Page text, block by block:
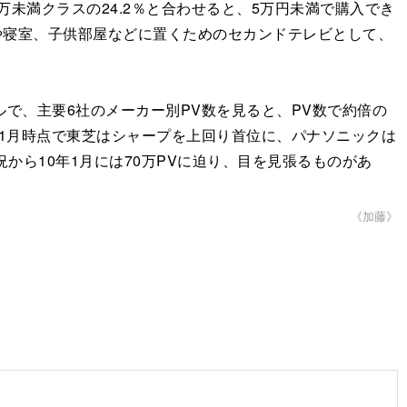
満クラスの24.2％と合わせると、5万円未満で購入でき
、子供部屋などに置くためのセカンドテレビとして、
、主要6社のメーカー別PV数を見ると、PV数で約倍の
時点で東芝はシャープを上回り首位に、パナソニックは
ら10年1月には70万PVに迫り、目を見張るものがあ
《加藤》